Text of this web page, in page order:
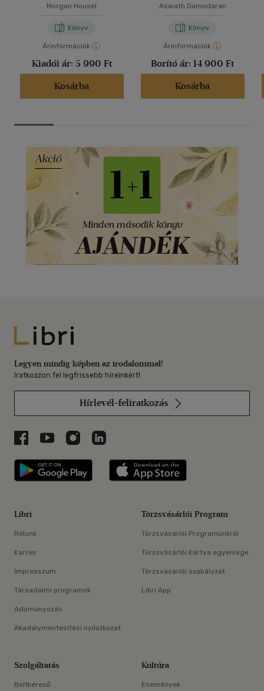
Morgan Housel
Könyv
Árinformációk
Kiadói ár: 5 990 Ft
Kosárba
Aswath Damodaran
Könyv
Árinformációk
Borító ár: 14 900 Ft
Kosárba
Libri
Legyen mindig képben az irodalommal!
Iratkozzon fel legfrissebb híreinkért!
Hírlevél-feliratkozás
Libri a Facebookon
Libri a Youtube-on
Libri az Instagramon
Libri a LinkedInen
Libri applikáció Szerezd meg: Google
Libri
Rólunk
Karrier
Impresszum
Társadalmi programok
Adományozás
Akadálymentesítési nyilatkozat
Törzsvásárlói Program
Törzsvásárlói Programunkról
Törzsvásárlói Kártya egyenlege
Törzsvásárlói szabályzat
Libri App
Szolgáltatás
Boltkereső
Kultúra
Események